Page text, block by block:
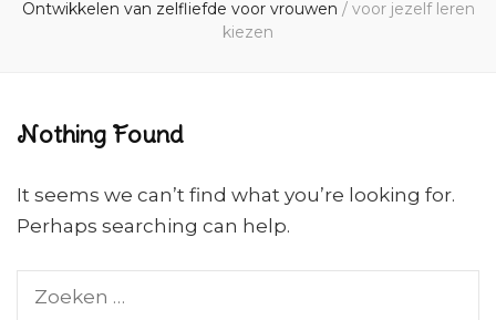
Ontwikkelen van zelfliefde voor vrouwen / voor jezelf leren
kiezen
Nothing Found
It seems we can’t find what you’re looking for.
Perhaps searching can help.
Zoeken